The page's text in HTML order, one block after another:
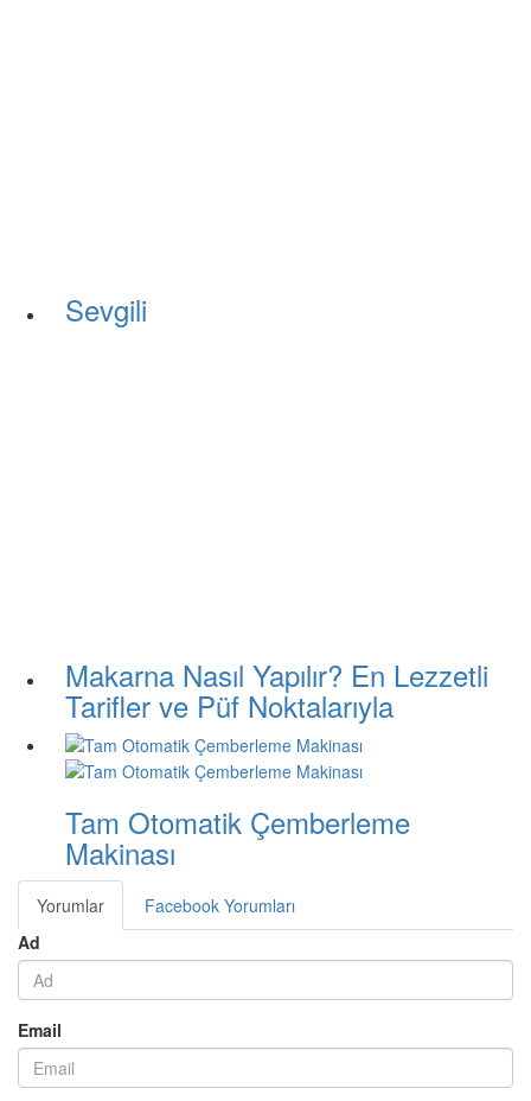
Sevgili
Makarna Nasıl Yapılır? En Lezzetli
Tarifler ve Püf Noktalarıyla
Tam Otomatik Çemberleme
Makinası
Yorumlar
Facebook Yorumları
Ad
Email